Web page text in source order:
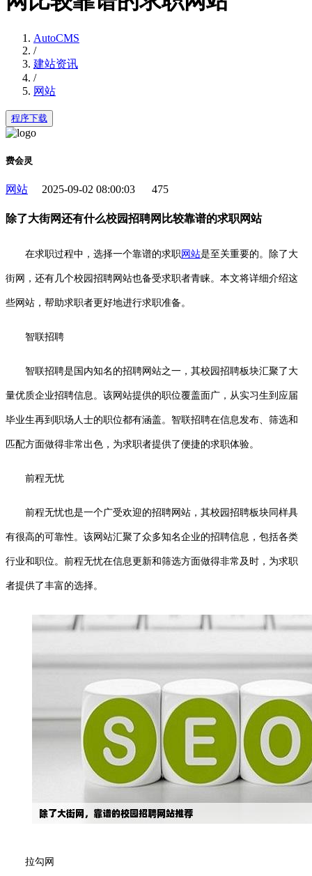
AutoCMS
/
建站资讯
/
网站
程序下载
费会灵
网站 2025-09-02 08:00:03 475
除了大街网还有什么校园招聘网比较靠谱的求职网站
在求职过程中，选择一个靠谱的求职 网站是至关重要的。除了大
街网，还有几个校园招聘网站也备受求职者青睐。本文将详细介绍这
些网站，帮助求职者更好地进行求职准备。
智联招聘
智联招聘是国内知名的招聘网站之一，其校园招聘板块汇聚了大
量优质企业招聘信息。该网站提供的职位覆盖面广，从实习生到应届
毕业生再到职场人士的职位都有涵盖。智联招聘在信息发布、筛选和
匹配方面做得非常出色，为求职者提供了便捷的求职体验。
前程无忧
前程无忧也是一个广受欢迎的招聘网站，其校园招聘板块同样具
有很高的可靠性。该网站汇聚了众多知名企业的招聘信息，包括各类
行业和职位。前程无忧在信息更新和筛选方面做得非常及时，为求职
者提供了丰富的选择。
拉勾网